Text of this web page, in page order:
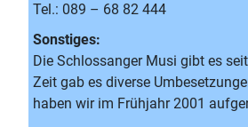
Tel.: 089 – 68 82 444
Sonstiges:
Die Schlossanger Musi gibt es
Zeit gab es diverse
haben wir im Frühjahr 2001